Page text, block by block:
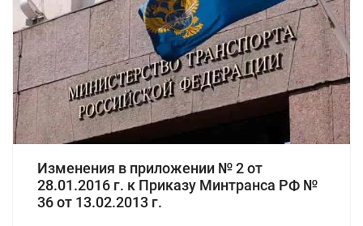
Изменения в приложении № 2 от
28.01.2016 г. к Приказу Минтранса РФ №
36 от 13.02.2013 г.